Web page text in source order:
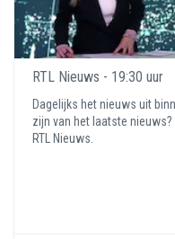
RTL Nieuws - 19:30 uur
Dagelijks het nieuws uit
zijn van het laatste
RTL Nieuws.